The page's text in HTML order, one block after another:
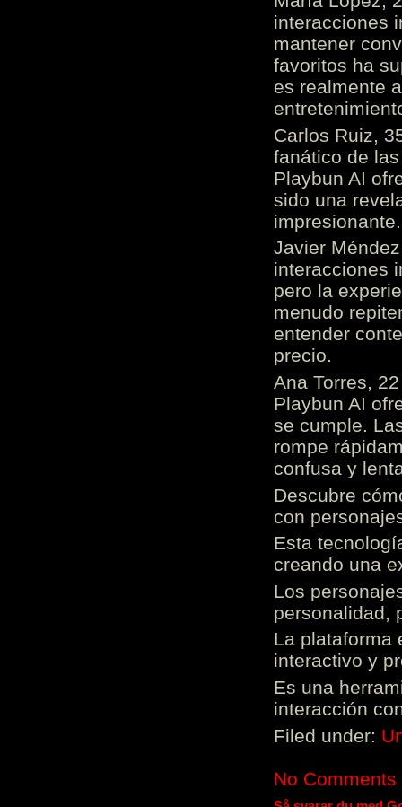
interacciones
mantener
favoritos ha
es realmente
Carlos Ruiz,
fanático de
Playbun AI
sido una
Javier
interacciones
pero la
menudo
entender
precio.
Ana Torres,
Playbun AI
se cumple.
rompe
confusa y
Descubre
con
Esta
creando una
Los
personalidad,
La plataforma
interactivo y
Es una
interacción
Filed under:
No Comments